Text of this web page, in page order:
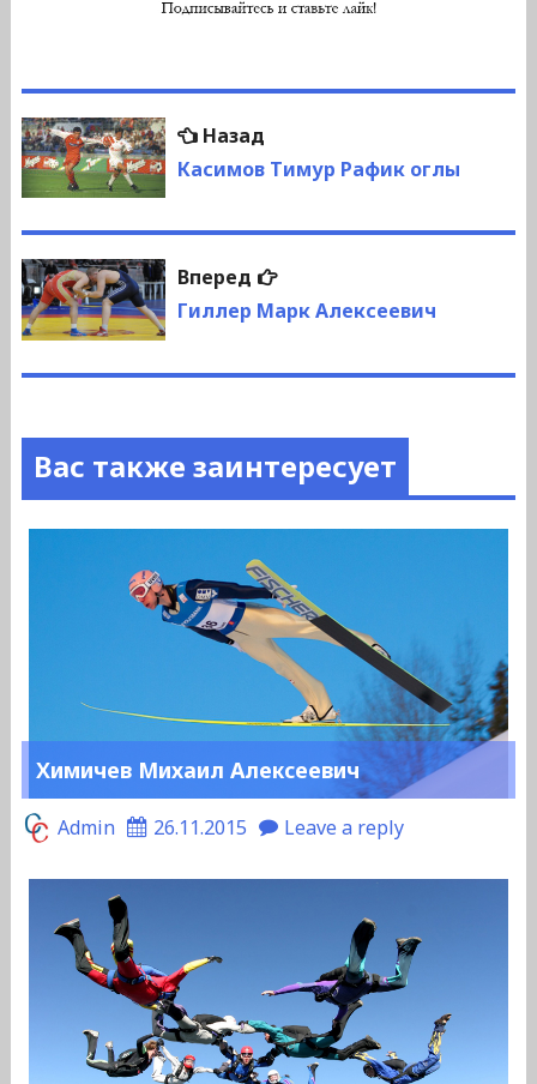
Навигация
по
записям
НазадПредыдущая
запись:
Касимов Тимур Рафик оглы
Вперед
Следующая
запись:
Гиллер Марк Алексеевич
Вас также заинтересует
Химичев Михаил Алексеевич
Admin 26.11.2015 Leave a reply